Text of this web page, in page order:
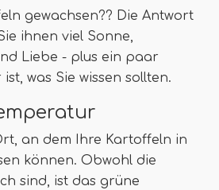
gewachsen?? Die Antwort
ihnen viel Sonne,
Liebe - plus ein paar
was Sie wissen sollten.
an dem Ihre Kartoffeln in
können. Obwohl die
sind, ist das grüne